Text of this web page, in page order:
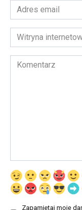
Adres
email
*Witryna
internetowa
Komentarz
Zapamiętaj moje